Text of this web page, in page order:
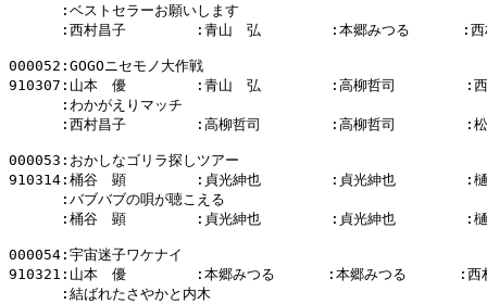
      :ベストセラーお願いします
:西村昌子        :青山　弘        :本郷みつる      :西
000052:GOGOニセモノ大作戦
910307:山本　優        :青山　弘        :高柳哲司        :西
      :わかがえりマッチ
:西村昌子        :高柳哲司        :高柳哲司        :松
000053:おかしなゴリラ探しツアー
910314:桶谷　顕        :貞光紳也        :貞光紳也        :樋
      :バブバブの唄が聴こえる
:桶谷　顕        :貞光紳也        :貞光紳也        :樋
000054:宇宙迷子ワケナイ
910321:山本　優        :本郷みつる      :本郷みつる      :西
      :結ばれたさやかと内木